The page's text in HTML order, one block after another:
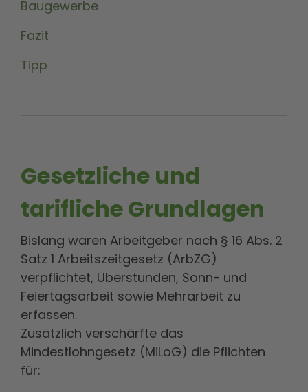
Baugewerbe
Fazit
Tipp
Gesetzliche und
tarifliche Grundlagen
Bislang waren Arbeitgeber nach § 16 Abs. 2
Satz 1 Arbeitszeitgesetz (ArbZG)
verpflichtet, Überstunden, Sonn- und
Feiertagsarbeit sowie Mehrarbeit zu
erfassen.
Zusätzlich verschärfte das
Mindestlohngesetz (MiLoG) die Pflichten
für: